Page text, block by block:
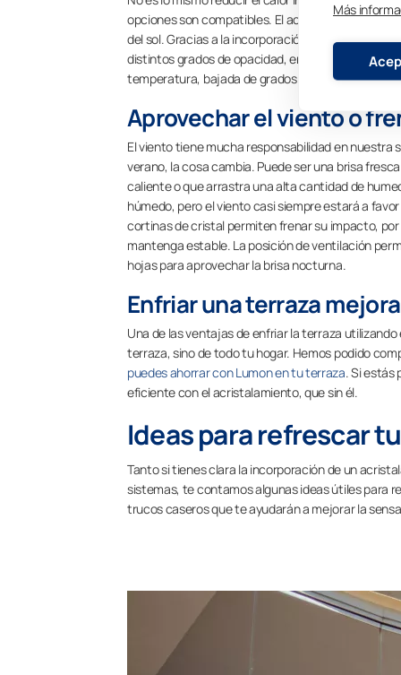
Más
opciones son compatibles. El acristalamiento
del sol. Gracias a la incorporación de los estores
distintos grados de opacidad, enfriar tu terraza
temperatura, bajada de grados que se sumará a
Aprovechar el viento o
El viento tiene mucha responsabilidad en nuestra
verano, la cosa cambia. Puede ser una brisa
caliente o que arrastra una alta cantidad de
húmedo, pero el viento casi siempre estará a
cortinas de cristal permiten frenar su impacto,
mantenga estable. La posición de ventilación
hojas para aprovechar la brisa nocturna.
Enfriar una terraza
Una de las ventajas de enfriar la terraza
terraza, sino de todo tu hogar. Hemos podido
puedes ahorrar con Lumon en tu terraza. Si estás
eficiente con el acristalamiento, que sin él.
Ideas para refrescar
Tanto si tienes clara la incorporación de un
sistemas, te contamos algunas ideas útiles para
trucos caseros que te ayudarán a mejorar la